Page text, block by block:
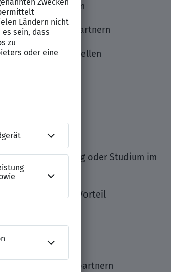
Ansprechpartnern
Schnittstellen
mit Weiterbildung oder Studium im
von Vorteil
Ansprechpartnern